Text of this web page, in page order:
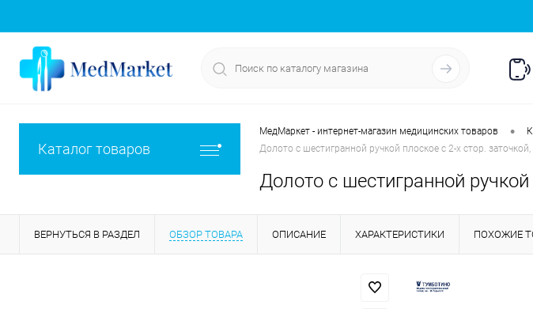
Каталог товаров
МедМаркет - интернет-магазин медицинских товаров •
Долото с шестигранной ручкой плоское с 2-х стор.
Долото с шестигранной
ВЕРНУТЬСЯ В РАЗДЕЛ ОБЗОР ТОВАРА ОПИСАНИЕ ХАРАКТЕРИСТИКИ ПОХОЖИЕ